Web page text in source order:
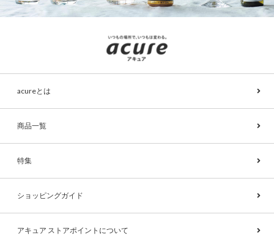
acureとは
商品一覧
特集
ショッピングガイド
アキュア ストアポイントについて